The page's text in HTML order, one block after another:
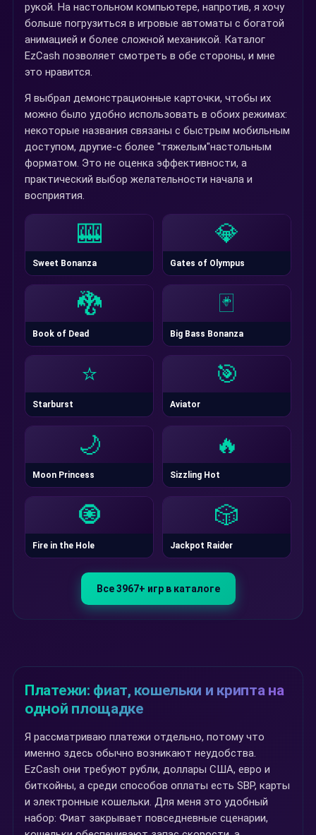
рукой. На настольном компьютере, напротив, я хочу
больше погрузиться в игровые автоматы с богатой
анимацией и более сложной механикой. Каталог
EzCash позволяет смотреть в обе стороны, и мне
это нравится.
Я выбрал демонстрационные карточки, чтобы их
можно было удобно использовать в обоих режимах:
некоторые названия связаны с быстрым мобильным
доступом, другие-с более "тяжелым"настольным
форматом. Это не оценка эффективности, а
практический выбор желательности начала и
восприятия.
🎰
Sweet Bonanza
💎
Gates of Olympus
🐉
Book of Dead
🃏
Big Bass Bonanza
⭐
Starburst
🎯
Aviator
🌙
Moon Princess
🔥
Sizzling Hot
🧿
Fire in the Hole
🎲
Jackpot Raider
Все 3967+ игр в каталоге
Платежи: фиат, кошельки и крипта на
одной площадке
Я рассматриваю платежи отдельно, потому что
именно здесь обычно возникают неудобства.
EzCash они требуют рубли, доллары США, евро и
биткойны, а среди способов оплаты есть SBP, карты
и электронные кошельки. Для меня это удобный
набор: Фиат закрывает повседневные сценарии,